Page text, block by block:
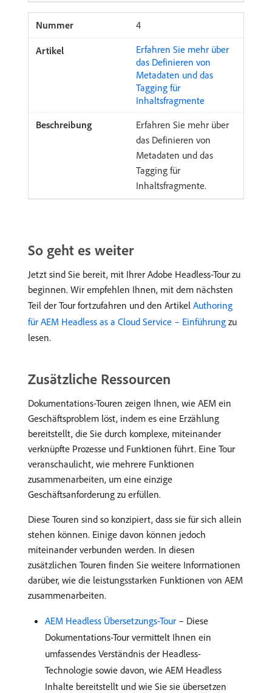
4
Erfahren Sie mehr über
das Definieren von
Metadaten und das
Tagging für
Inhaltsfragmente
Erfahren Sie mehr über
das Definieren von
Metadaten und das
Tagging für
Inhaltsfragmente.
So geht es weiter
Jetzt sind Sie bereit, mit Ihrer Adobe Headless-Tour zu
beginnen. Wir empfehlen Ihnen, mit dem nächsten
Teil der Tour fortzufahren und den Artikel Authoring
für AEM Headless as a Cloud Service – Einführung zu
lesen.
Zusätzliche Ressourcen
Dokumentations-Touren zeigen Ihnen, wie AEM ein
Geschäftsproblem löst, indem es eine Erzählung
bereitstellt, die Sie durch komplexe, miteinander
verknüpfte Prozesse und Funktionen führt. Eine Tour
veranschaulicht, wie mehrere Funktionen
zusammenarbeiten, um eine einzige
Geschäftsanforderung zu erfüllen.
Diese Touren sind so konzipiert, dass sie für sich allein
stehen können. Einige davon können jedoch
miteinander verbunden werden. In diesen
zusätzlichen Touren finden Sie weitere Informationen
darüber, wie die leistungsstarken Funktionen von AEM
zusammenarbeiten.
AEM Headless Übersetzungs-Tour – Diese
Dokumentations-Tour vermittelt Ihnen ein
umfassendes Verständnis der Headless-
Technologie sowie davon, wie AEM Headless
Inhalte bereitstellt und wie Sie sie übersetzen